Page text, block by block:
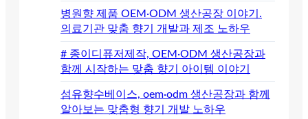
병원향 제품 OEM·ODM 생산공장 이야기.
의료기관 맞춤 향기 개발과 제조 노하우
# 종이디퓨저제작, OEM·ODM 생산공장과
함께 시작하는 맞춤 향기 아이템 이야기
섬유향수베이스, oem·odm 생산공장과 함께
알아보는 맞춤형 향기 개발 노하우